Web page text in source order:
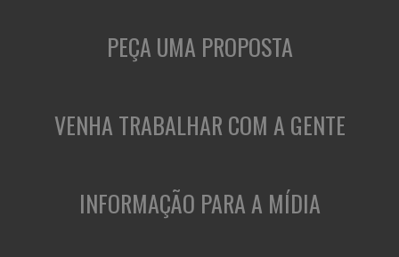
PEÇA UMA PROPOSTA
VENHA TRABALHAR COM A GENTE
INFORMAÇÃO PARA A MÍDIA